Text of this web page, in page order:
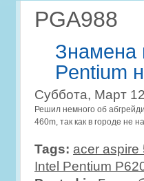
PGA988
Знамена
Pentium
Суббота, Март
Решил немного об
460m, так как в городе не
Tags: acer aspire
Intel Pentium